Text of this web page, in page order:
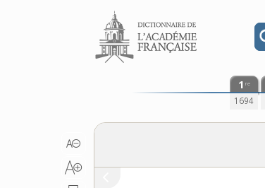
Aller au contenu
1 re
1694